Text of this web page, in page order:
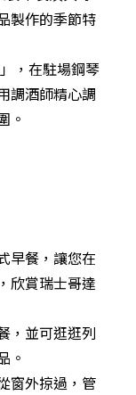
製作的季節特
，在駐場鋼琴
調酒師精心調
。
早餐，讓您在
欣賞瑞士哥達
，並可逛逛列
。
窗外掠過，管